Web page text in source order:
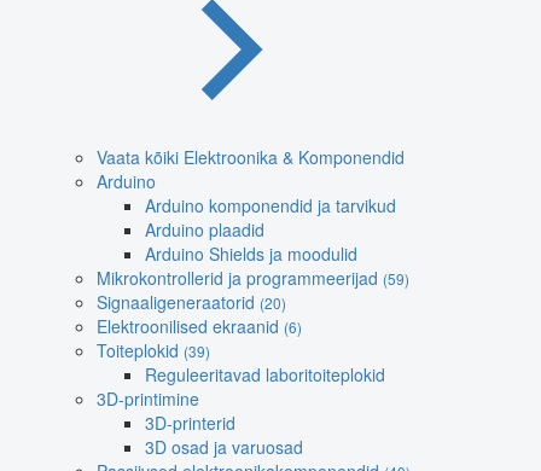
Vaata kõiki Elektroonika & Komponendid
Arduino
Arduino komponendid ja tarvikud
Arduino plaadid
Arduino Shields ja moodulid
Mikrokontrollerid ja programmeerijad (59)
Signaaligeneraatorid (20)
Elektroonilised ekraanid (6)
Toiteplokid (39)
Reguleeritavad laboritoiteplokid
3D-printimine
3D-printerid
3D osad ja varuosad